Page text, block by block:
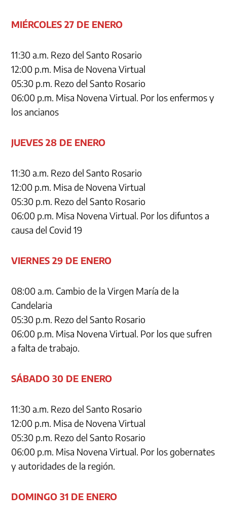
MIÉRCOLES 27 DE ENERO
11:30 a.m. Rezo del Santo Rosario
12:00 p.m. Misa de Novena Virtual
05:30 p.m. Rezo del Santo Rosario
06:00 p.m. Misa Novena Virtual. Por los enfermos y
los ancianos
JUEVES 28 DE ENERO
11:30 a.m. Rezo del Santo Rosario
12:00 p.m. Misa de Novena Virtual
05:30 p.m. Rezo del Santo Rosario
06:00 p.m. Misa Novena Virtual. Por los difuntos a
causa del Covid 19
VIERNES 29 DE ENERO
08:00 a.m. Cambio de la Virgen María de la
Candelaria
05:30 p.m. Rezo del Santo Rosario
06:00 p.m. Misa Novena Virtual. Por los que sufren
a falta de trabajo.
SÁBADO 30 DE ENERO
11:30 a.m. Rezo del Santo Rosario
12:00 p.m. Misa de Novena Virtual
05:30 p.m. Rezo del Santo Rosario
06:00 p.m. Misa Novena Virtual. Por los gobernates
y autoridades de la región.
DOMINGO 31 DE ENERO